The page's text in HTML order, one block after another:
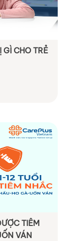
CHO TRẺ
TIÊM
VÁN